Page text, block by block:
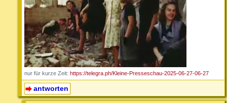
nur für kurze Zeit: https://telegra.ph/Kleine-Presseschau-2025-06-27-06-27
antworten